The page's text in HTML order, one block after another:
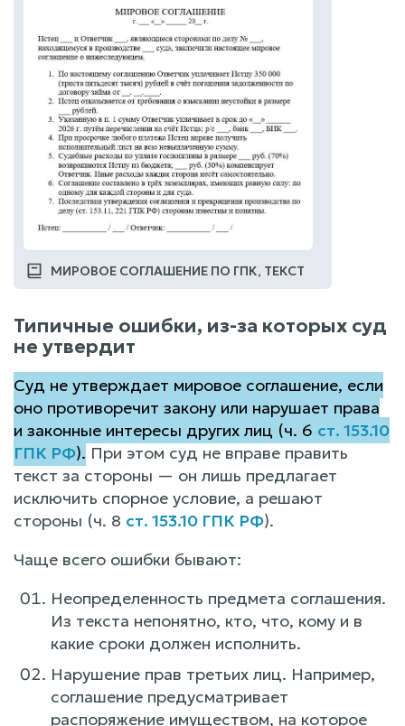
МИРОВОЕ СОГЛАШЕНИЕ ПО ГПК, ТЕКСТ
Типичные ошибки, из-за которых суд
не утвердит
Суд не утверждает мировое соглашение, если
оно противоречит закону или нарушает права
и законные интересы других лиц (ч. 6 ст. 153.10
ГПК РФ). При этом суд не вправе править
текст за стороны — он лишь предлагает
исключить спорное условие, а решают
стороны (ч. 8 ст. 153.10 ГПК РФ).
Чаще всего ошибки бывают:
Неопределенность предмета соглашения.
Из текста непонятно, кто, что, кому и в
какие сроки должен исполнить.
Нарушение прав третьих лиц. Например,
соглашение предусматривает
распоряжение имуществом, на которое